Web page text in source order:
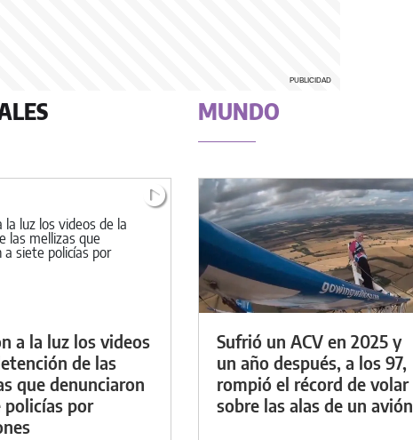
a la luz los videos
de las
que denunciaron
policías por
MUNDO
Sufrió un ACV en 2025 y
un año después, a los 97,
rompió el récord de volar
sobre las alas de un avión